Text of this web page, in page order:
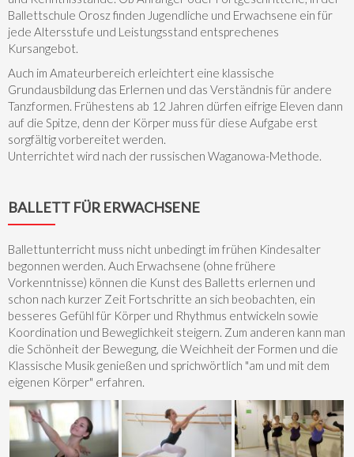
Ballettschule Orosz finden Jugendliche und Erwachsene ein für
jede Altersstufe und Leistungsstand entsprechenes
Kursangebot.
Auch im Amateurbereich erleichtert eine klassische
Grundausbildung das Erlernen und das Verständnis für andere
Tanzformen. Frühestens ab 12 Jahren dürfen eifrige Eleven dann
auf die Spitze, denn der Körper muss für diese Aufgabe erst
sorgfältig vorbereitet werden.
Unterrichtet wird nach der russischen Waganowa-Methode.
BALLETT FÜR ERWACHSENE
Ballettunterricht muss nicht unbedingt im frühen Kindesalter
begonnen werden. Auch Erwachsene (ohne frühere
Vorkenntnisse) können die Kunst des Balletts erlernen und
schon nach kurzer Zeit Fortschritte an sich beobachten, ein
besseres Gefühl für Körper und Rhythmus entwickeln sowie
Koordination und Beweglichkeit steigern. Zum anderen kann man
die Schönheit der Bewegung, die Weichheit der Formen und die
Klassische Musik genießen und sprichwörtlich "am und mit dem
eigenen Körper" erfahren.